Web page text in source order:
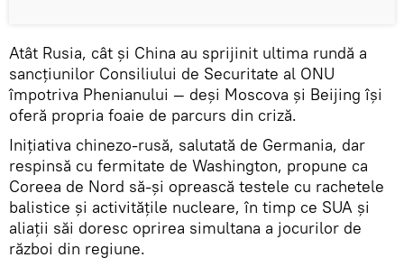
Atât Rusia, cât și China au sprijinit ultima rundă a
sancțiunilor Consiliului de Securitate al ONU
împotriva Phenianului — deși Moscova și Beijing își
oferă propria foaie de parcurs din criză.
Inițiativa chinezo-rusă, salutată de Germania, dar
respinsă cu fermitate de Washington, propune ca
Coreea de Nord să-și oprească testele cu rachetele
balistice și activitățile nucleare, în timp ce SUA și
aliații săi doresc oprirea simultana a jocurilor de
război din regiune.